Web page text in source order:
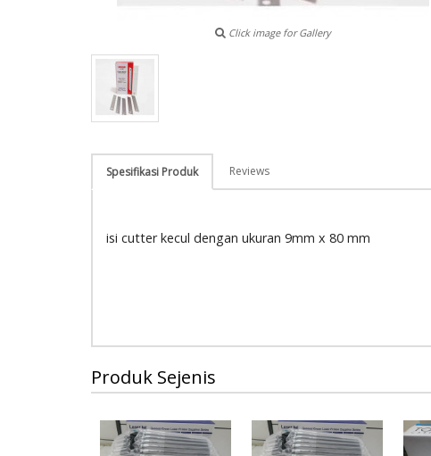
Click image for Gallery
Spesifikasi Produk Reviews
isi cutter kecul dengan ukuran 9mm x 80 mm
Produk Sejenis